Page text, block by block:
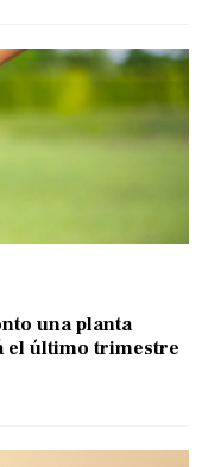
una planta
el último trimestre